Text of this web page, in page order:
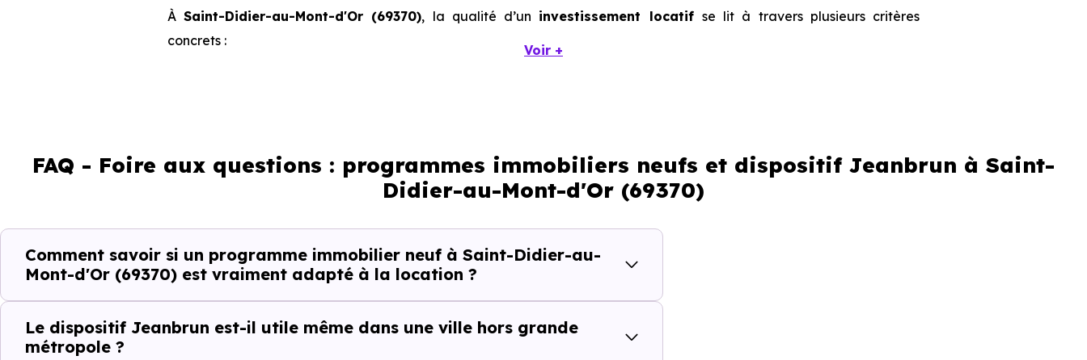
ÀSaint-Didier-au-Mont-d'Or (69370), la qualité d’un investissement locatif se lit à travers plusieurs critères
concrets :
La vie de quartier
La proximité des commerces et services
La qualité résidentielle du secteur
Voir +
FAQ - Foire aux questions : programmes immobiliers neufs et dispositif Jeanbrun à Saint-
Didier-au-Mont-d'Or (69370)
Comment savoir si un programme immobilier neuf à Saint-Didier-au-
Mont-d'Or (69370) est vraiment adapté à la location ?
Le dispositif Jeanbrun est-il utile même dans une ville hors grande
métropole ?